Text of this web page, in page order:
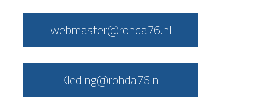
webmaster@rohda76.nl
Kleding@rohda76.nl